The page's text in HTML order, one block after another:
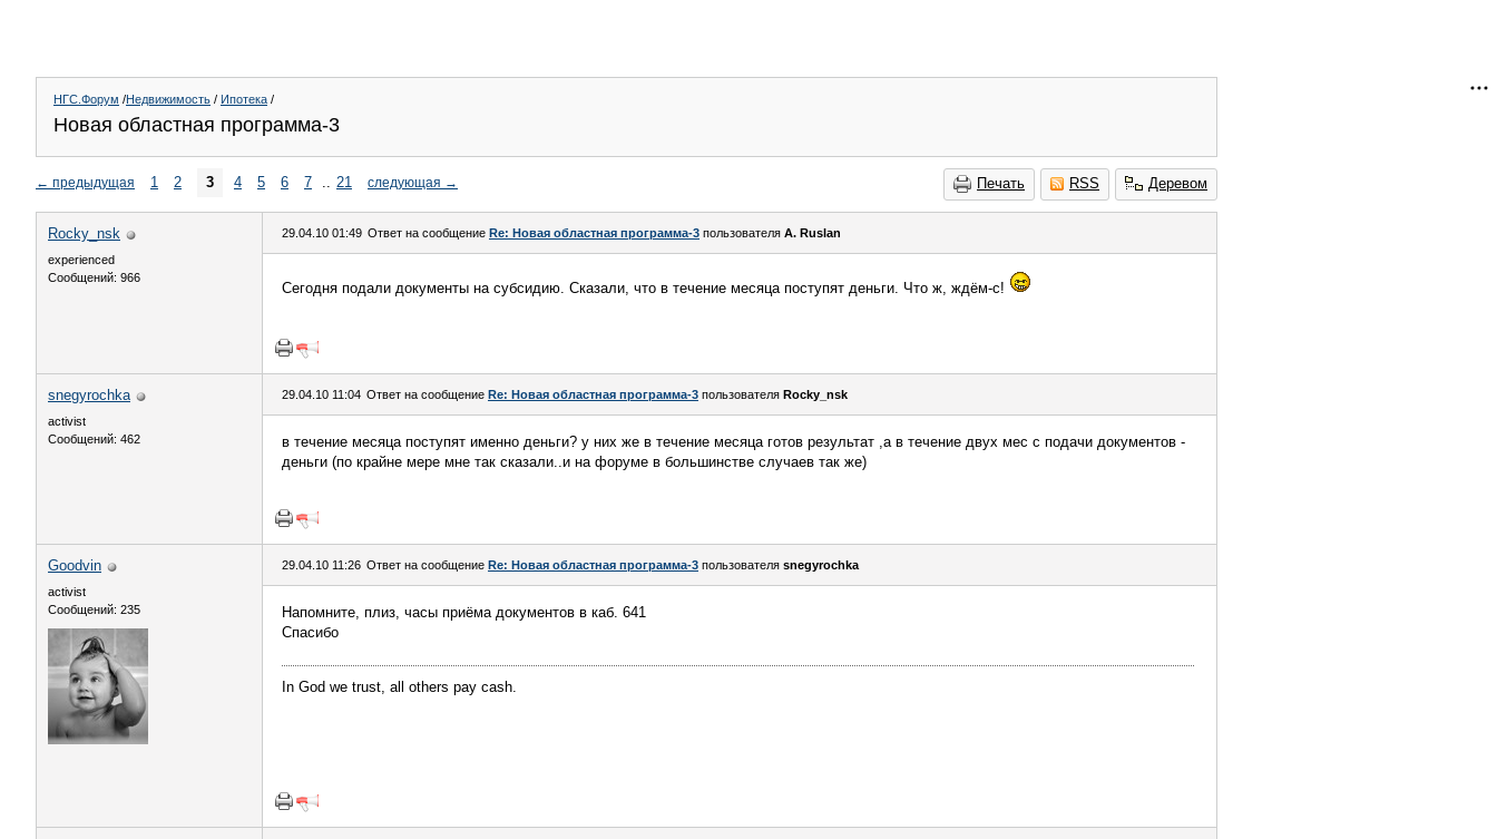
НГС.Форум /Недвижимость / Ипотека /
Новая областная программа-3
Печать RSS Деревом
← предыдущая 1 2 3 4 5 6 7 .. 21 следующая →
Rocky_nsk
experienced
Сообщений: 966
29.04.10 01:49 Ответ на сообщение Re: Новая областная программа-3 пользователя A. Ruslan
Сегодня подали документы на субсидию. Сказали, что в течение месяца поступят деньги. Что ж, ждём-с!
snegyrochka
activist
Сообщений: 462
29.04.10 11:04 Ответ на сообщение Re: Новая областная программа-3 пользователя Rocky_nsk
в течение месяца поступят именно деньги? у них же в течение месяца готов результат ,а в течение двух мес с подачи документов -
деньги (по крайне мере мне так сказали..и на форуме в большинстве случаев так же)
Goodvin
activist
Сообщений: 235
29.04.10 11:26 Ответ на сообщение Re: Новая областная программа-3 пользователя snegyrochka
Напомните, плиз, часы приёма документов в каб. 641
Спасибо
In God we trust, all others pay cash.